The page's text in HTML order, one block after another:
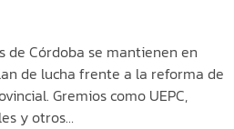
de Córdoba se mantienen en
de lucha frente a la reforma de
Gremios como UEPC,
y otros…